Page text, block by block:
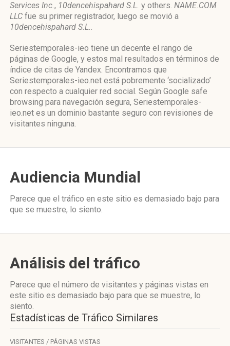
Services Inc., 10dencehispahard S.L. y others. NAME.COM
LLC fue su primer registrador, luego se movió a
10dencehispahard S.L..
Seriestemporales-ieo tiene un decente el rango de
páginas de Google, y estos mal resultados en términos de
índice de citas de Yandex. Encontramos que
Seriestemporales-ieo.net está pobremente ‘socializado’
con respecto a cualquier red social. Según Google safe
browsing para navegación segura, Seriestemporales-
ieo.net es un dominio bastante seguro con revisiones de
visitantes ninguna.
Audiencia Mundial
Parece que el tráfico en este sitio es demasiado bajo para
que se muestre, lo siento.
Análisis del tráfico
Parece que el número de visitantes y páginas vistas en
este sitio es demasiado bajo para que se muestre, lo
siento.
Estadísticas de Tráfico Similares
VISITANTES / PÁGINAS VISTAS